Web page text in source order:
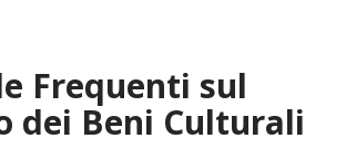
Frequenti sul
dei Beni Culturali